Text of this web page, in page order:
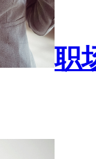
职